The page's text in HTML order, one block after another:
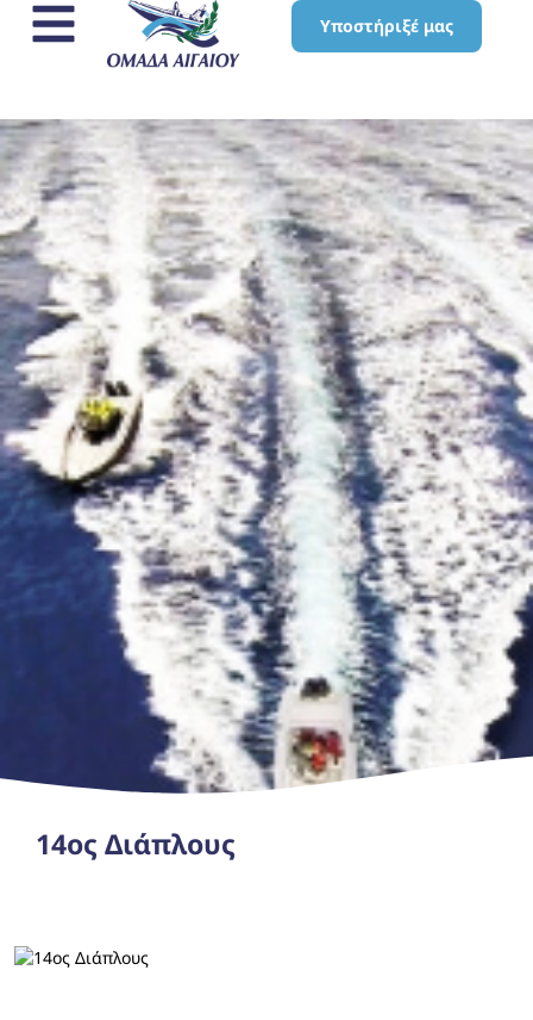
Υποστήριξέ μας
14ος Διάπλους